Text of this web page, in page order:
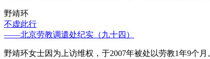
野靖环
不虚此行
——北京劳教调遣处纪实（九十四）
野靖环女士因为上访维权，于2007年被处以劳教1年9个